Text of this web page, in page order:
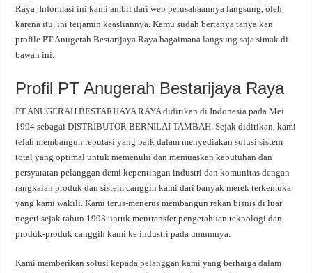
Raya. Informasi ini kami ambil dari web perusahaannya langsung, oleh
karena itu, ini terjamin keasliannya. Kamu sudah bertanya tanya kan
profile PT Anugerah Bestarijaya Raya bagaimana langsung saja simak di
bawah ini.
Profil PT Anugerah Bestarijaya Raya
PT ANUGERAH BESTARIJAYA RAYA didirikan di Indonesia pada Mei
1994 sebagai DISTRIBUTOR BERNILAI TAMBAH. Sejak didirikan, kami
telah membangun reputasi yang baik dalam menyediakan solusi sistem
total yang optimal untuk memenuhi dan memuaskan kebutuhan dan
persyaratan pelanggan demi kepentingan industri dan komunitas dengan
rangkaian produk dan sistem canggih kami dari banyak merek terkemuka
yang kami wakili. Kami terus-menerus membangun rekan bisnis di luar
negeri sejak tahun 1998 untuk mentransfer pengetahuan teknologi dan
produk-produk canggih kami ke industri pada umumnya.
Kami memberikan solusi kepada pelanggan kami yang berharga dalam